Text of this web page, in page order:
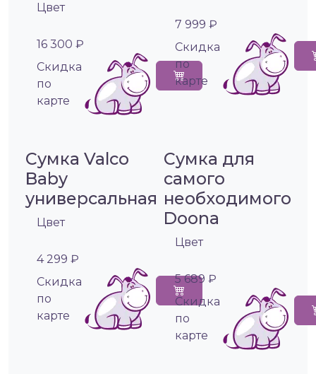
Цвет
16 300 ₽
Cкидка
по
карте
7 999 ₽
Cкидка
по
карте
Сумка Valco
Baby
универсальная
Цвет
4 299 ₽
Cкидка
по
карте
Сумка для
самого
необходимого
Doona
Цвет
5 689 ₽
Cкидка
по
карте